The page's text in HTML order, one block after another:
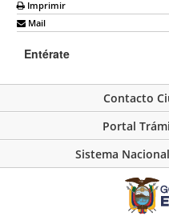
Imprimir
Mail
Entérate
Contacto
Portal
Sistema